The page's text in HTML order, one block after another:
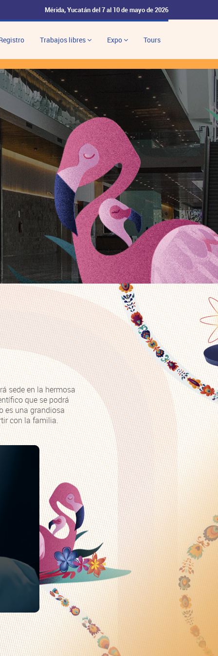
Mérida, Yucatán del 7 al 10 de mayo de 2026
Trabajos libres Expo Tours
sede en la hermosa
que se podrá
es una grandiosa
con la familia.